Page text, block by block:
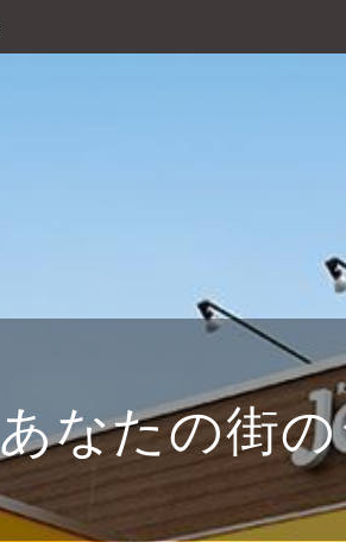
あなたの街